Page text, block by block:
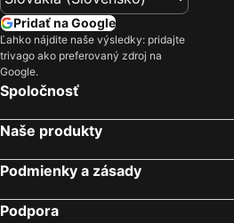
Phoenix
Penzion Picasso
Penzion Panorama
Stofing
Penzion Grand
Pridať na Google
Ľahko nájdite naše výsledky: pridajte
trivago ako preferovaný zdroj na
Google.
Spoločnosť
Naše produkty
Podmienky a zásady
Podpora